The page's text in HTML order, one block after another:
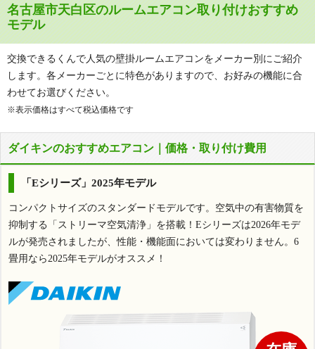
名古屋市天白区のルームエアコン取り付けおすすめ
モデル
交換できるくんで人気の壁掛ルームエアコンをメーカー別にご紹介
します。各メーカーごとに特色がありますので、お好みの機能に合
わせてお選びください。
※表示価格はすべて税込価格です
ダイキンのおすすめエアコン｜価格・取り付け費用
「Eシリーズ」2025年モデル
コンパクトサイズのスタンダードモデルです。空気中の有害物質を
抑制する「ストリーマ空気清浄」を搭載！Eシリーズは2026年モデ
ルが発売されましたが、性能・機能面においては変わりません。6
畳用なら2025年モデルがオススメ！